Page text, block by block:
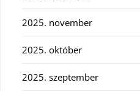
2025. november
2025. október
2025. szeptember